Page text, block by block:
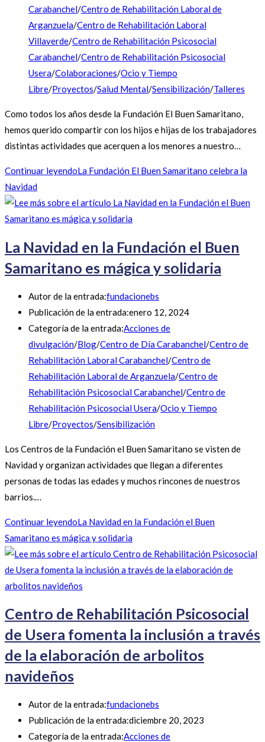
Carabanchel/Centro de Rehabilitación Laboral de
Arganzuela/Centro de Rehabilitación Laboral
Villaverde/Centro de Rehabilitación Psicosocial
Carabanchel/Centro de Rehabilitación Psicosocial
Usera/Colaboraciones/Ocio y Tiempo
Libre/Proyectos/Salud Mental/Sensibilización/Talleres
Como todos los años desde la Fundación El Buen Samaritano,
hemos querido compartir con los hijos e hijas de los trabajadores
distintas actividades que acerquen a los menores a nuestro…
Continuar leyendoLa Fundación El Buen Samaritano celebra la
Navidad
La Navidad en la Fundación el Buen
Samaritano es mágica y solidaria
Autor de la entrada:fundacionebs
Publicación de la entrada:enero 12, 2024
Categoría de la entrada:Acciones de
divulgación/Blog/Centro de Día Carabanchel/Centro de
Rehabilitación Laboral Carabanchel/Centro de
Rehabilitación Laboral de Arganzuela/Centro de
Rehabilitación Psicosocial Carabanchel/Centro de
Rehabilitación Psicosocial Usera/Ocio y Tiempo
Libre/Proyectos/Sensibilización
Los Centros de la Fundación el Buen Samaritano se visten de
Navidad y organizan actividades que llegan a diferentes
personas de todas las edades y muchos rincones de nuestros
barrios.…
Continuar leyendoLa Navidad en la Fundación el Buen
Samaritano es mágica y solidaria
Centro de Rehabilitación Psicosocial
de Usera fomenta la inclusión a través
de la elaboración de arbolitos
navideños
Autor de la entrada:fundacionebs
Publicación de la entrada:diciembre 20, 2023
Categoría de la entrada:Acciones de